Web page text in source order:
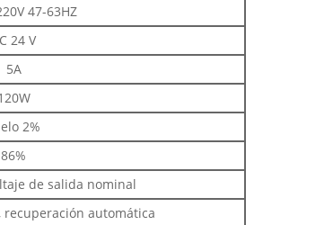
47-63HZ
24 V
5A
2%
86%
de salida nominal
recuperación automática